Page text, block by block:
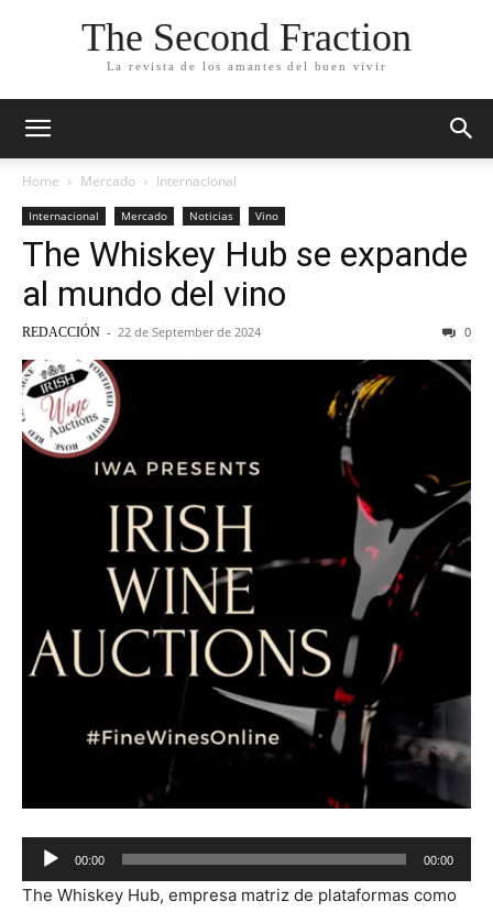
The Second Fraction
La revista de los amantes del buen vivir
Home Mercado Internacional
Internacional Mercado Noticias Vino
The Whiskey Hub se expande
al mundo del vino
REDACCIÓN - 22 de September de 2024 0
Audio
Player
00:00 00:00
The Whiskey Hub, empresa matriz de plataformas como